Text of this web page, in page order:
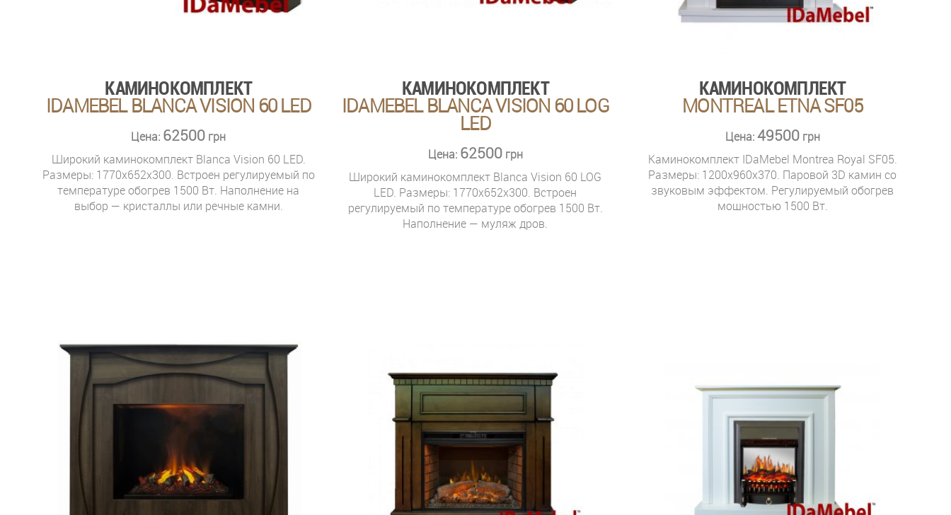
КАМИНОКОМПЛЕКТ
IDAMEBEL BLANCA VISION 60 LED
Цена: 62500 грн
Широкий каминокомплект Blanca Vision 60 LED.
Размеры: 1770x652x300. Встроен регулируемый по
температуре обогрев 1500 Вт. Наполнение на
выбор — кристаллы или речные камни.
КАМИНОКОМПЛЕКТ
IDAMEBEL BLANCA VISION 60 LOG
LED
Цена: 62500грн
Широкий каминокомплект Blanca Vision 60 LOG
LED. Размеры: 1770x652x300. Встроен
регулируемый по температуре обогрев 1500 Вт.
Наполнение — муляж дров.
КАМИНОКОМПЛЕКТ
MONTREAL ETNA SF05
Цена:49500грн
Каминокомплект IDaMebel Montrea Royal SF05.
Размеры: 1200x960x370. Паровой 3D камин со
звуковым эффектом. Регулируемый обогрев
мощностью 1500 Вт.